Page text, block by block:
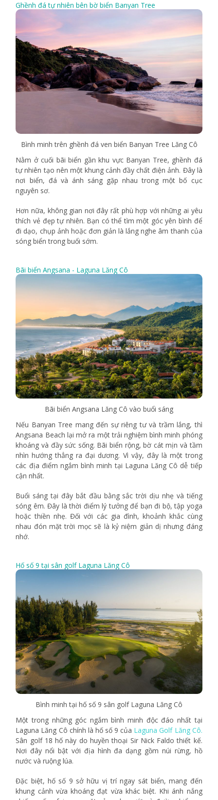
Ghềnh đá tự nhiên bên bờ biển Banyan Tree
Bình minh trên ghềnh đá ven biển Banyan Tree Lăng Cô
Nằm ở cuối bãi biển gần khu vực Banyan Tree, ghềnh đá
tự nhiên tạo nên một khung cảnh đầy chất điện ảnh. Đây là
nơi biển, đá và ánh sáng gặp nhau trong một bố cục
nguyên sơ.
Hơn nữa, không gian nơi đây rất phù hợp với những ai yêu
thích vẻ đẹp tự nhiên. Bạn có thể tìm một góc yên bình để
đi dạo, chụp ảnh hoặc đơn giản là lắng nghe âm thanh của
sóng biển trong buổi sớm.
Bãi biển Angsana - Laguna Lăng Cô
Bãi biển Angsana Lăng Cô vào buổi sáng
Nếu Banyan Tree mang đến sự riêng tư và trầm lắng, thì
Angsana Beach lại mở ra một trải nghiệm bình minh phóng
khoáng và đầy sức sống. Bãi biển rộng, bờ cát mịn và tầm
nhìn hướng thẳng ra đại dương. Vì vậy, đây là một trong
các địa điểm ngắm bình minh tại Laguna Lăng Cô dễ tiếp
cận nhất.
Buổi sáng tại đây bắt đầu bằng sắc trời dịu nhẹ và tiếng
sóng êm. Đây là thời điểm lý tưởng để bạn đi bộ, tập yoga
hoặc thiền nhẹ. Đối với các gia đình, khoảnh khắc cùng
nhau đón mặt trời mọc sẽ là kỷ niệm giản dị nhưng đáng
nhớ.
Hố số 9 tại sân golf Laguna Lăng Cô
Bình minh tại hố số 9 sân golf Laguna Lăng Cô
Một trong những góc ngắm bình minh độc đáo nhất tại
Laguna Lăng Cô chính là hố số 9 của Laguna Golf Lăng Cô.
Sân golf 18 hố này do huyền thoại Sir Nick Faldo thiết kế.
Nơi đây nổi bật với địa hình đa dạng gồm núi rừng, hồ
nước và ruộng lúa.
Đặc biệt, hố số 9 sở hữu vị trí ngay sát biển, mang đến
khung cảnh vừa khoáng đạt vừa khác biệt. Khi ánh nắng